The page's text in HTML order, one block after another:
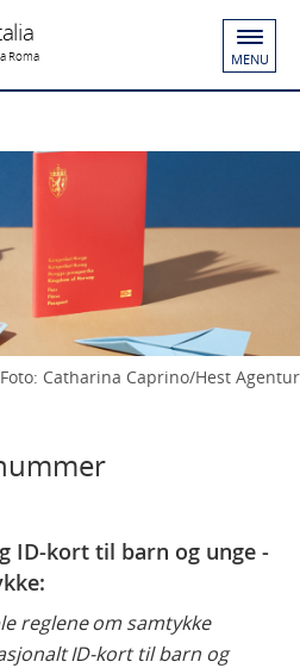
Roma MENU
Foto: Catharina Caprino/Hest Agentur
ID-kort til barn og unge -
reglene om samtykke
ID-kort til barn og